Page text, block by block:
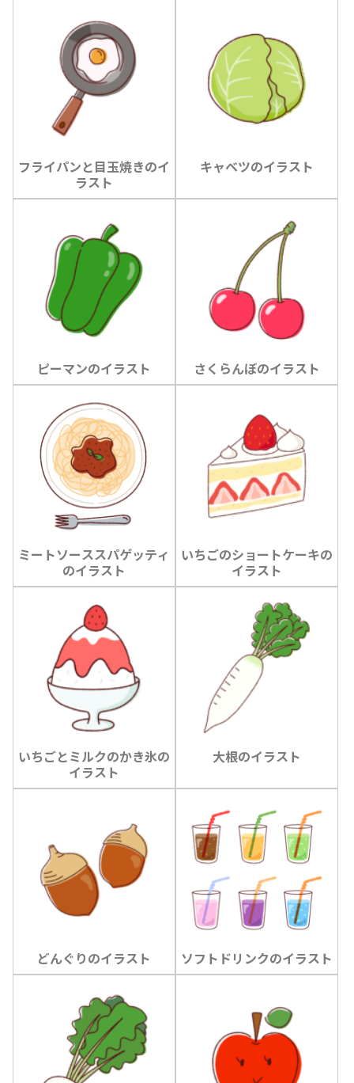
フライパンと目玉焼きのイ
ラスト
キャベツのイラスト
ピーマンのイラスト さくらんぼのイラスト
ミートソーススパゲッティ
のイラスト
いちごのショートケーキの
イラスト
いちごとミルクのかき氷の
イラスト
大根のイラスト
どんぐりのイラスト ソフトドリンクのイラスト